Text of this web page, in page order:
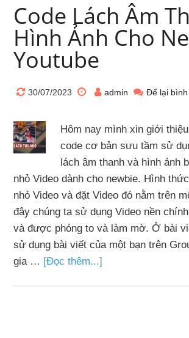
Code Lách Âm
Hình Ảnh Cho
Youtube
30/07/2023 admin Để lại bình
Hôm nay mình xin giới
code cơ bản sưu tầm sử
lách âm thanh và hình ảnh
nhỏ Video dành cho newbie. Hình
nhỏ Video và đặt Video đó nằm trên
đây chúng ta sử dụng Video nền
và được phóng to và làm mờ. Ở bài
sử dụng bài viết của một bạn trên
gia … [Đọc thêm...]